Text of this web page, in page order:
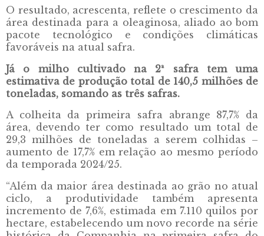
O resultado, acrescenta, reflete o crescimento da
área destinada para a oleaginosa, aliado ao bom
pacote tecnológico e condições climáticas
favoráveis na atual safra.
Já o milho cultivado na 2ª safra tem uma
estimativa de produção total de 140,5 milhões de
toneladas, somando as três safras.
A colheita da primeira safra abrange 87,7% da
área, devendo ter como resultado um total de
29,3 milhões de toneladas a serem colhidas –
aumento de 17,7% em relação ao mesmo período
da temporada 2024/25.
“Além da maior área destinada ao grão no atual
ciclo, a produtividade também apresenta
incremento de 7,6%, estimada em 7.110 quilos por
hectare, estabelecendo um novo recorde na série